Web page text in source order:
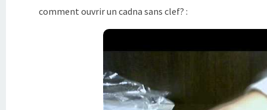
comment ouvrir un cadna sans clef? :